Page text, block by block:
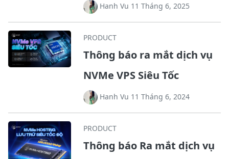
Hanh Vu 11 Tháng 6, 2025
PRODUCT
Thông báo ra mắt dịch vụ
NVMe VPS Siêu Tốc
Hanh Vu 11 Tháng 6, 2024
PRODUCT
Thông báo Ra mắt dịch vụ